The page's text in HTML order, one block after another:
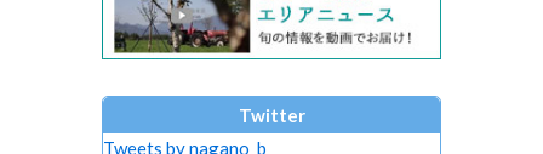
Twitter
Tweets by nagano_b